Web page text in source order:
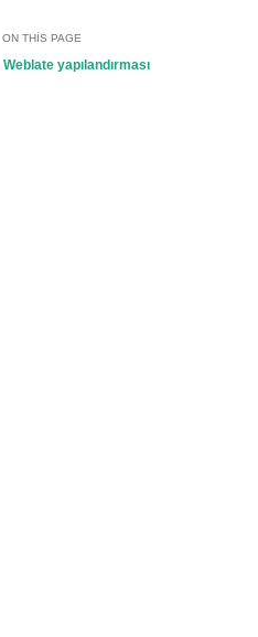
Dark / Auto color theme
ON THIS PAGE
Weblate yapılandırması